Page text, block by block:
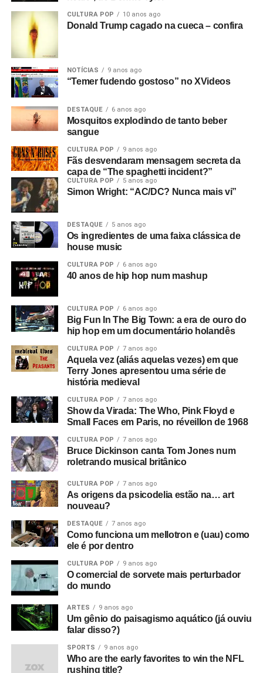
podcast e futuros projetos) funcionando
CULTURA POP 10 anos ago
Donald Trump cagado na cueca – confira
NOTÍCIAS 9 anos ago
“Temer fudendo gostoso” no XVideos
DESTAQUE 6 anos ago
Mosquitos explodindo de tanto beber
sangue
CULTURA POP 9 anos ago
Fãs desvendaram mensagem secreta da
capa de “The spaghetti incident?”
CULTURA POP 5 anos ago
Simon Wright: “AC/DC? Nunca mais vi”
DESTAQUE 5 anos ago
Os ingredientes de uma faixa clássica de
house music
CULTURA POP 6 anos ago
40 anos de hip hop num mashup
CULTURA POP 6 anos ago
Big Fun In The Big Town: a era de ouro do
hip hop em um documentário holandês
CULTURA POP 7 anos ago
Aquela vez (aliás aquelas vezes) em que
Terry Jones apresentou uma série de
história medieval
CULTURA POP 7 anos ago
Show da Virada: The Who, Pink Floyd e
Small Faces em Paris, no réveillon de 1968
CULTURA POP 7 anos ago
Bruce Dickinson canta Tom Jones num
roletrando musical britânico
CULTURA POP 7 anos ago
As origens da psicodelia estão na… art
nouveau?
DESTAQUE 7 anos ago
Como funciona um mellotron e (uau) como
ele é por dentro
CULTURA POP 9 anos ago
O comercial de sorvete mais perturbador
do mundo
ARTES 9 anos ago
Um gênio do paisagismo aquático (já ouviu
falar disso?)
SPORTS 9 anos ago
Who are the early favorites to win the NFL
rushing title?